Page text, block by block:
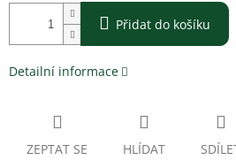
Přidat do košíku
Detailní informace
ZEPTAT SE HLÍDAT